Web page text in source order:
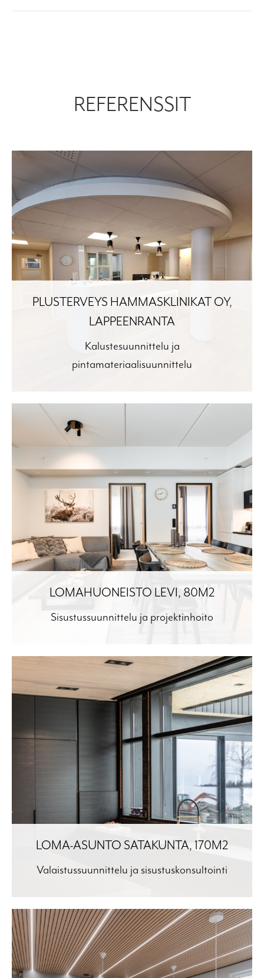
REFERENSSIT
PLUSTERVEYS HAMMASKLINIKAT OY,
LAPPEENRANTA
Kalustesuunnittelu ja
pintamateriaalisuunnittelu
LOMAHUONEISTO LEVI, 80M2
Sisustussuunnittelu ja projektinhoito
LOMA-ASUNTO SATAKUNTA, 170M2
Valaistussuunnittelu ja sisustuskonsultointi